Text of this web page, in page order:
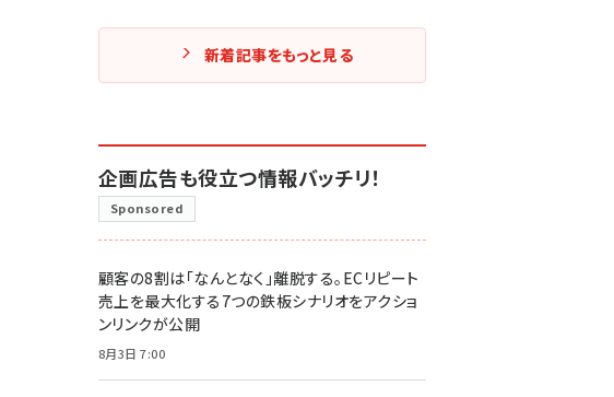
新着記事をもっと見る
企画広告も役立つ情報バッチリ！
Sponsored
顧客の8割は「なんとなく」離脱する。ECリピート
売上を最大化する7つの鉄板シナリオをアクショ
ンリンクが公開
8月3日 7:00